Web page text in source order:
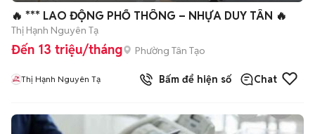
🔥 *** LAO ĐỘNG PHỔ THÔNG – NHỰA DUY TÂN 🔥
Thị Hạnh Nguyên Tạ
Đến 13 triệu/tháng Phường Tân Tạo
Thị Hạnh Nguyên Tạ Bấm để hiện số Chat